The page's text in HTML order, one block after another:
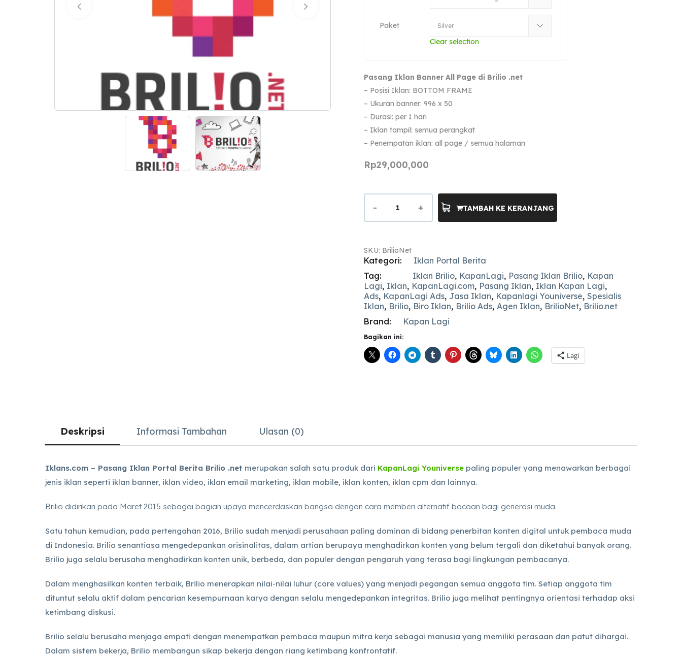
Paket
Clear selection
Pasang Iklan Banner All Page di Brilio .net
– Posisi Iklan: BOTTOM FRAME
– Ukuran banner: 996 x 50
– Durasi: per 1 hari
– Iklan tampil: semua perangkat
– Penempatan iklan: all page / semua halaman
Rp29,000,000
TAMBAH KE KERANJANG
SKU: BrilioNet
Kategori:
Iklan Portal Berita
Tag:
Iklan Brilio, KapanLagi, Pasang Iklan Brilio, Kapan
Lagi, Iklan, KapanLagi.com, Pasang Iklan, Iklan Kapan Lagi,
Ads, KapanLagi Ads, Jasa Iklan, Kapanlagi Youniverse, Spesialis
Iklan, Brilio, Biro Iklan, Brilio Ads, Agen Iklan, BrilioNet, Brilio.net
Brand:
Kapan Lagi
Bagikan ini:
Lagi
Deskripsi Informasi Tambahan Ulasan (0)
Iklans.com – Pasang Iklan Portal Berita Brilio .net merupakan salah satu produk dari KapanLagi Youniverse paling populer yang menawarkan berbagai
jenis iklan seperti iklan banner, iklan video, iklan email marketing, iklan mobile, iklan konten, iklan cpm dan lainnya.
Brilio didirikan pada Maret 2015 sebagai bagian upaya mencerdaskan bangsa dengan cara memberi alternatif bacaan bagi generasi muda.
Satu tahun kemudian, pada pertengahan 2016, Brilio sudah menjadi perusahaan paling dominan di bidang penerbitan konten digital untuk pembaca muda
di Indonesia. Brilio senantiasa mengedepankan orisinalitas, dalam artian berupaya menghadirkan konten yang belum tergali dan diketahui banyak orang.
Brilio juga selalu berusaha menghadirkan konten unik, berbeda, dan populer dengan pengaruh yang terasa bagi lingkungan pembacanya.
Dalam menghasilkan konten terbaik, Brilio menerapkan nilai-nilai luhur (core values) yang menjadi pegangan semua anggota tim. Setiap anggota tim
dituntut selalu aktif dalam pencarian kesempurnaan karya dengan selalu mengedepankan integritas. Brilio juga melihat pentingnya orientasi terhadap aksi
ketimbang diskusi.
Brilio selalu berusaha menjaga empati dengan menempatkan pembaca maupun mitra kerja sebagai manusia yang memiliki perasaan dan patut dihargai.
Dalam sistem bekerja, Brilio membangun sikap bekerja dengan riang ketimbang konfrontatif.